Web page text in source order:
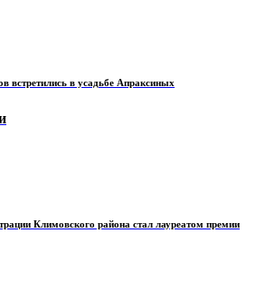
встретились в усадьбе Апраксиных
Климовского района стал лауреатом премии